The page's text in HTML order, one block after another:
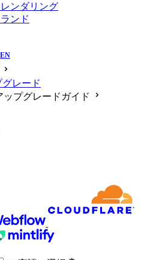
ンダリング
ンド
グレード
ップグレードガイド